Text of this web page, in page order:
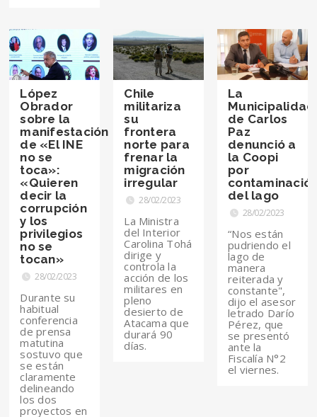
López
Obrador
sobre la
manifestación
de «El INE
no se
toca»:
«Quieren
decir la
corrupción
y los
privilegios
no se
tocan»
28/02/2023
Durante su
habitual
conferencia
de prensa
matutina
sostuvo que
se están
claramente
delineando
los dos
proyectos en
Chile
militariza
su
frontera
norte para
frenar la
migración
irregular
28/02/2023
La Ministra
del Interior
Carolina Tohá
dirige y
controla la
acción de los
militares en
pleno
desierto de
Atacama que
durará 90
días.
La
Municipalidad
de Carlos
Paz
denunció a
la Coopi
por
del lago
28/02/2023
“Nos están
pudriendo el
lago de
manera
reiterada y
constante",
dijo el asesor
letrado Darío
Pérez, que
se presentó
ante la
Fiscalía N°2
el viernes.